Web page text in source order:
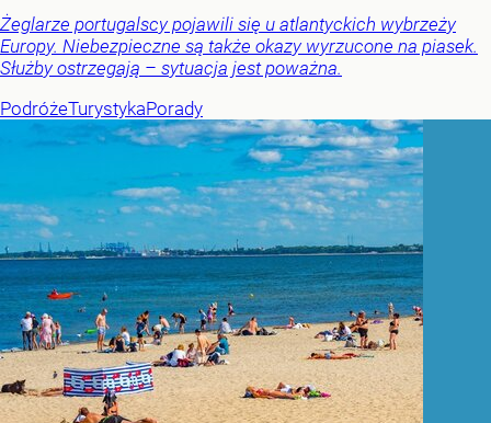
Żeglarze portugalscy pojawili się u atlantyckich wybrzeży
Europy. Niebezpieczne są także okazy wyrzucone na piasek.
Służby ostrzegają – sytuacja jest poważna.
PodróżeTurystykaPorady